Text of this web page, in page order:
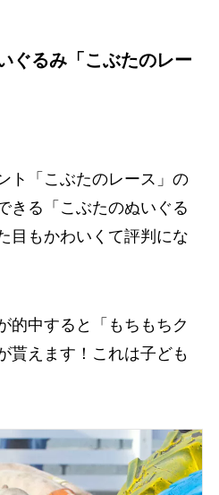
ぐるみ「こぶたのレー
ト「こぶたのレース」の
きる「こぶたのぬいぐる
目もかわいくて評判にな
的中すると「もちもちク
貰えます！これは子ども